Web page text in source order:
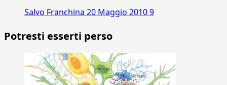
Salvo Franchina 20 Maggio 20109
Potresti esserti perso